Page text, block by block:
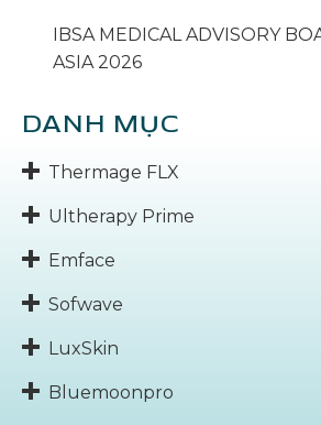
IBSA MEDICAL ADVISORY
ASIA 2026
DANH MỤC
Thermage FLX
Ultherapy Prime
Emface
Sofwave
LuxSkin
Bluemoonpro